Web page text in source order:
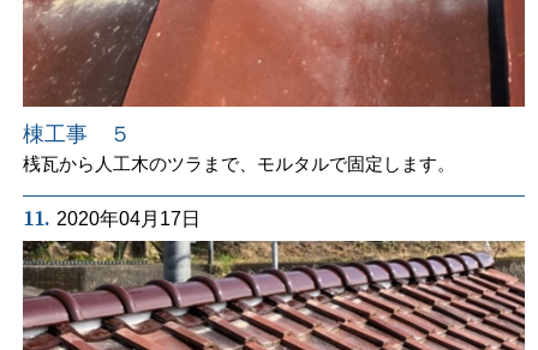
棟工事 ５
桟瓦から人工木のツラまで、モルタルで固定します。
11. 2020年04月17日